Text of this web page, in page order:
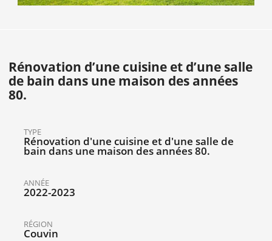
Rénovation d’une cuisine et d’une salle
de bain dans une maison des années
80.
TYPE
Rénovation d'une cuisine et d'une salle de
bain dans une maison des années 80.
ANNÉE
2022-2023
RÉGION
Couvin